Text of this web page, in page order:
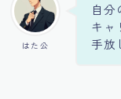
はた公
自
キャ
手放